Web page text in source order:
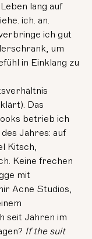
lang auf
ich. an.
ich gut
um
in Einklang zu
Das
betrieb ich
Jahres: auf
Kitsch,
Keine frechen
mit
Acne Studios,
seit Jahren im
If the suit